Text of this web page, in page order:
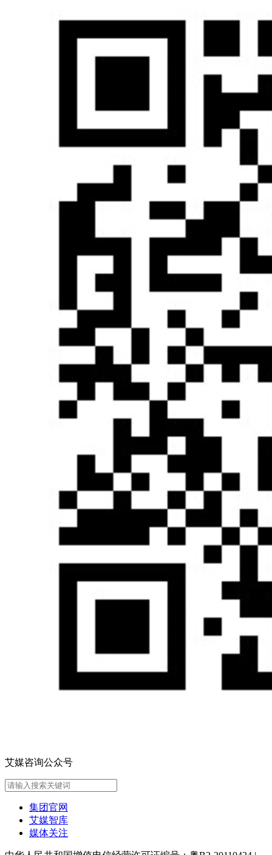
艾媒咨询公众号
集团官网
艾媒智库
媒体关注